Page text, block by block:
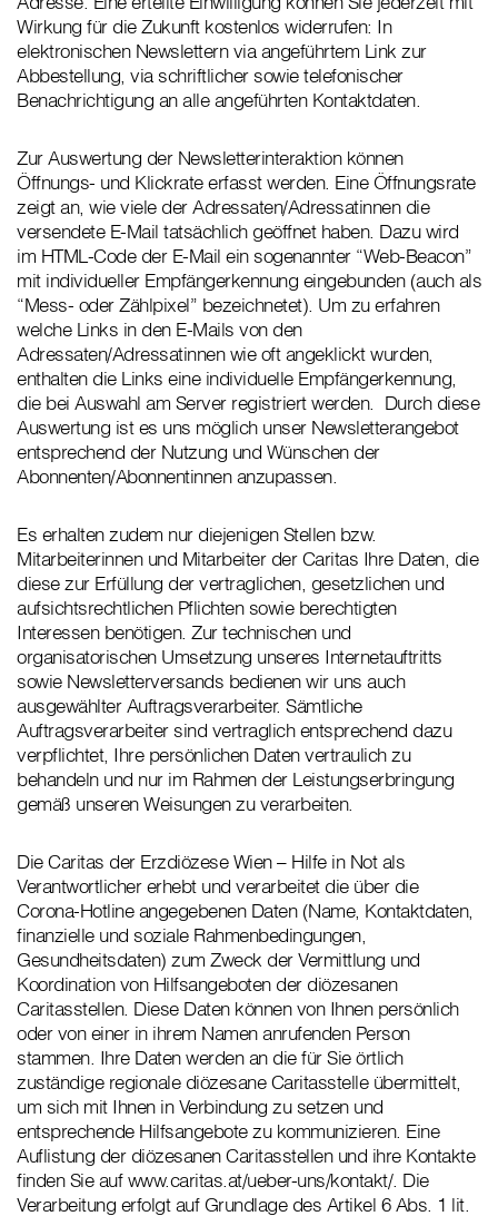
Wirkung für die Zukunft kostenlos widerrufen: In
elektronischen Newslettern via angeführtem Link zur
Abbestellung, via schriftlicher sowie telefonischer
Benachrichtigung an alle angeführten Kontaktdaten.
Zur Auswertung der Newsletterinteraktion können
Öffnungs- und Klickrate erfasst werden. Eine Öffnungsrate
zeigt an, wie viele der Adressaten/Adressatinnen die
versendete E-Mail tatsächlich geöffnet haben. Dazu wird
im HTML-Code der E-Mail ein sogenannter “Web-Beacon”
mit individueller Empfängerkennung eingebunden (auch als
“Mess- oder Zählpixel” bezeichnetet). Um zu erfahren
welche Links in den E-Mails von den
Adressaten/Adressatinnen wie oft angeklickt wurden,
enthalten die Links eine individuelle Empfängerkennung,
die bei Auswahl am Server registriert werden. Durch diese
Auswertung ist es uns möglich unser Newsletterangebot
entsprechend der Nutzung und Wünschen der
Abonnenten/Abonnentinnen anzupassen.
Es erhalten zudem nur diejenigen Stellen bzw.
Mitarbeiterinnen und Mitarbeiter der Caritas Ihre Daten, die
diese zur Erfüllung der vertraglichen, gesetzlichen und
aufsichtsrechtlichen Pflichten sowie berechtigten
Interessen benötigen. Zur technischen und
organisatorischen Umsetzung unseres Internetauftritts
sowie Newsletterversands bedienen wir uns auch
ausgewählter Auftragsverarbeiter. Sämtliche
Auftragsverarbeiter sind vertraglich entsprechend dazu
verpflichtet, Ihre persönlichen Daten vertraulich zu
behandeln und nur im Rahmen der Leistungserbringung
gemäß unseren Weisungen zu verarbeiten.
Die Caritas der Erzdiözese Wien – Hilfe in Not als
Verantwortlicher erhebt und verarbeitet die über die
Corona-Hotline angegebenen Daten (Name, Kontaktdaten,
finanzielle und soziale Rahmenbedingungen,
Gesundheitsdaten) zum Zweck der Vermittlung und
Koordination von Hilfsangeboten der diözesanen
Caritasstellen. Diese Daten können von Ihnen persönlich
oder von einer in ihrem Namen anrufenden Person
stammen. Ihre Daten werden an die für Sie örtlich
zuständige regionale diözesane Caritasstelle übermittelt,
um sich mit Ihnen in Verbindung zu setzen und
entsprechende Hilfsangebote zu kommunizieren. Eine
Auflistung der diözesanen Caritasstellen und ihre Kontakte
finden Sie auf www.caritas.at/ueber-uns/kontakt/. Die
Verarbeitung erfolgt auf Grundlage des Artikel 6 Abs. 1 lit.